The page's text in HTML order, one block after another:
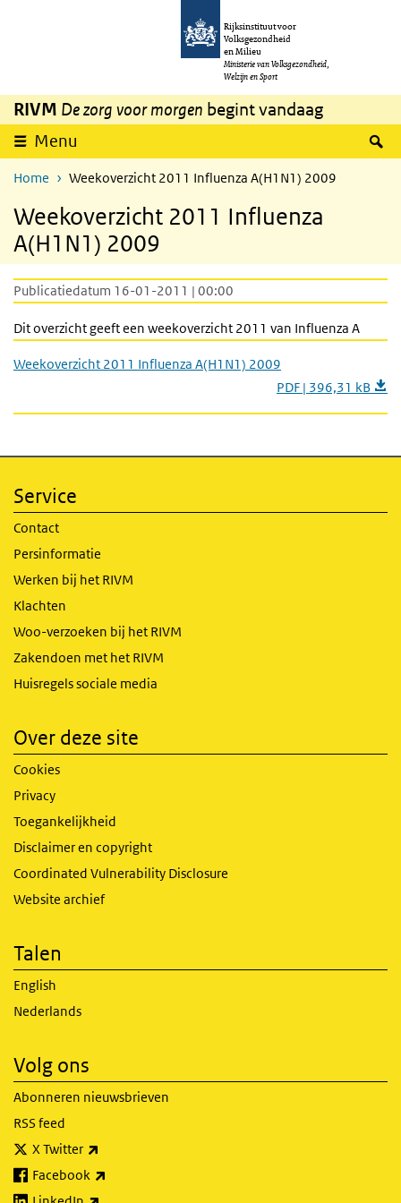
Overslaan en naar de inhoud gaan
Rijksinstituut voor
Volksgezondheid
en Milieu
Ministerie van Volksgezondheid,
Welzijn en Sport
RIVM De zorg voor morgen begint vandaag
Menu
Home Weekoverzicht 2011 Influenza A(H1N1) 2009
Weekoverzicht 2011 Influenza
A(H1N1) 2009
Publicatiedatum 16-01-2011 | 00:00
Dit overzicht geeft een weekoverzicht 2011 van Influenza A
Weekoverzicht 2011 Influenza A(H1N1) 2009
PDF | 396,31 kB
Service
Contact
Persinformatie
Werken bij het RIVM
Klachten
Woo-verzoeken bij het RIVM
Zakendoen met het RIVM
Huisregels sociale media
Over deze site
Cookies
Privacy
Toegankelijkheid
Disclaimer en copyright
Coordinated Vulnerability Disclosure
Website archief
Talen
English
Nederlands
Volg ons
Abonneren nieuwsbrieven
RSS feed
X Twitter
Facebook